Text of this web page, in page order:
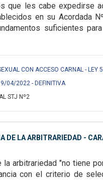
que les cabe expedirse
en su Acordada
suficientes
CON ACCESO CARNAL - LEY
04/2022 - DEFINITIVA
STJ Nº2
DE LA ARBITRARIEDAD -
la arbitrariedad "no tiene
con el criterio de